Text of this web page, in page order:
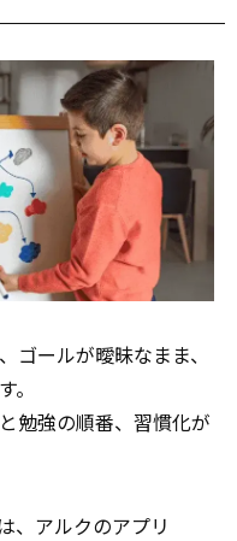
ゴールが曖昧なまま、
勉強の順番、習慣化が
、アルクのアプリ